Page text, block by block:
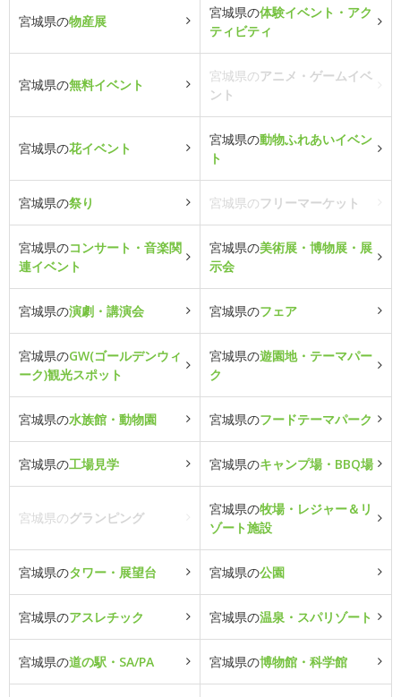
宮城県の物産展
宮城県の体験イベント・アク
ティビティ
宮城県の無料イベント
宮城県のアニメ・ゲームイベ
ント
宮城県の花イベント
宮城県の動物ふれあいイベン
ト
宮城県の祭り 宮城県のフリーマーケット
宮城県のコンサート・音楽関
連イベント
宮城県の美術展・博物展・展
示会
宮城県の演劇・講演会 宮城県のフェア
宮城県のGW(ゴールデンウィ
ーク)観光スポット
宮城県の遊園地・テーマパー
ク
宮城県の水族館・動物園 宮城県のフードテーマパーク
宮城県の工場見学 宮城県のキャンプ場・BBQ場
宮城県のグランピング
宮城県の牧場・レジャー＆リ
ゾート施設
宮城県のタワー・展望台 宮城県の公園
宮城県のアスレチック 宮城県の温泉・スパリゾート
宮城県の道の駅・SA/PA 宮城県の博物館・科学館